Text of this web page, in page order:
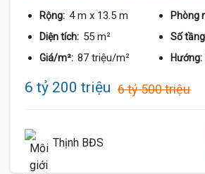
Rộng: 4 m x 13.5 m Phòng
Diện tích: 55 m² Số
Giá/m²: 87 triệu/m² Hướng:
6 tỷ 200 triệu 6 tỷ 500 triệu
Thịnh BĐS